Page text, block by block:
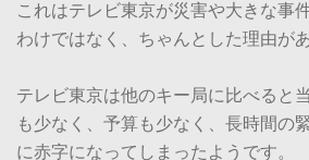
これはテレビ東京が災害や大きな事
わけではなく、ちゃんとした理由が
テレビ東京は他のキー局に比べると
も少なく、予算も少なく、長時間の
に赤字になってしまったようです。